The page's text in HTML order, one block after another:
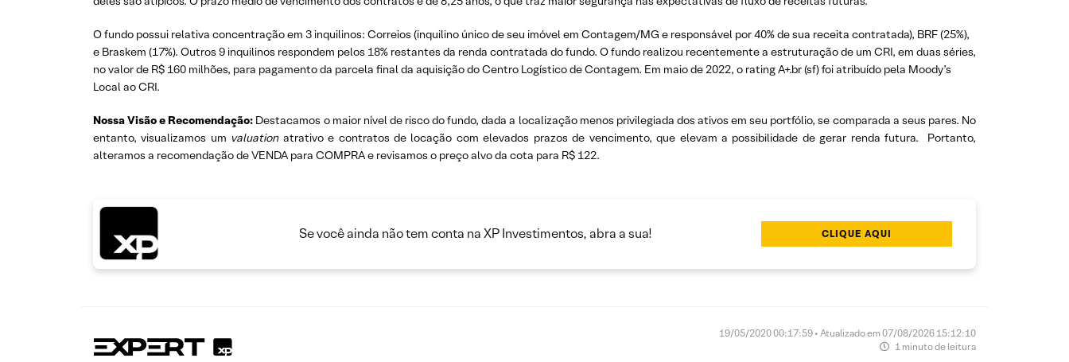
O fundo possui relativa concentração em 3 inquilinos: Correios (inquilino único de seu imóvel em Contagem/MG e responsável por 40% de sua receita contratada), BRF (25%),
e Braskem (17%). Outros 9 inquilinos respondem pelos 18% restantes da renda contratada do fundo. O fundo realizou recentemente a estruturação de um CRI, em duas séries,
no valor de R$ 160 milhões, para pagamento da parcela final da aquisição do Centro Logístico de Contagem. Em maio de 2022, o rating A+.br (sf) foi atribuído pela Moody’s
Local ao CRI.
Nossa Visão e Recomendação: Destacamos o maior nível de risco do fundo, dada a localização menos privilegiada dos ativos em seu portfólio, se comparada a seus pares. No
entanto, visualizamos um valuationatrativo e contratos de locação com elevados prazos de vencimento, que elevam a possibilidade de gerar renda futura. Portanto,
alteramos a recomendação de VENDA para COMPRA e revisamos o preço alvo da cota para R$ 122.
Se você ainda não tem conta na XP Investimentos, abra a sua! CLIQUE AQUI
19/05/2020 00:17:59 • Atualizado em 07/08/2026 15:12:10
1 minuto de leitura